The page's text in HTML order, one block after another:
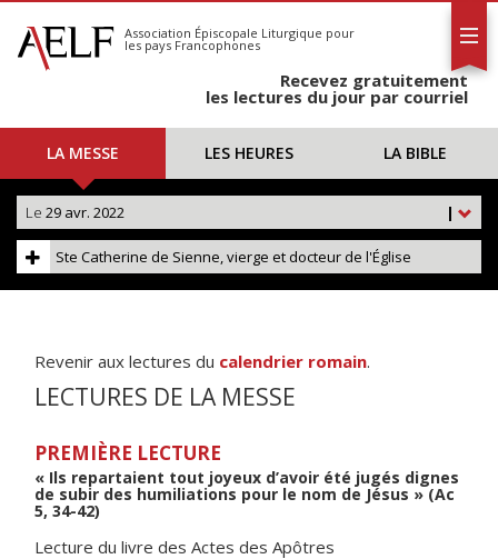
S'abonner
Calendrier
Association Épiscopale Liturgique pour
les pays Francophones
Recevez gratuitement
les lectures du jour par courriel
LA MESSE LES HEURES LA BIBLE
|
Le 29 avr. 2022
Ste Catherine de Sienne, vierge et docteur de l'Église
Revenir aux lectures du calendrier romain.
LECTURES DE LA MESSE
PREMIÈRE LECTURE
« Ils repartaient tout joyeux d’avoir été jugés dignes
de subir des humiliations pour le nom de Jésus » (Ac
5, 34-42)
Lecture du livre des Actes des Apôtres